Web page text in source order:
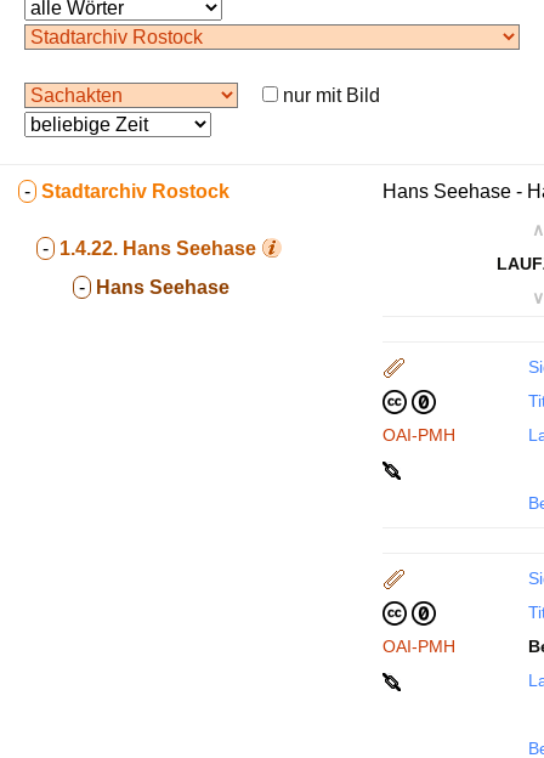
nur mit Bild
- Stadtarchiv Rostock
- 1.4.22. Hans Seehase
- Hans Seehase
Hans Seehase -
∧
∨
OAI-PMH
OAI-PMH